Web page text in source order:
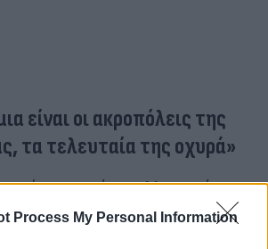
Process My Personal Information
είναι οι ακροπόλεις της
τα τελευταία της οχυρά»
ακόμη: «Με το νόμο
εάν το ζητήσουν οι πρυτανικές